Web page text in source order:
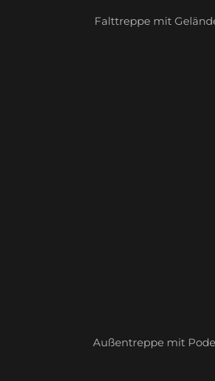
Falttreppe mit
Außentreppe mit